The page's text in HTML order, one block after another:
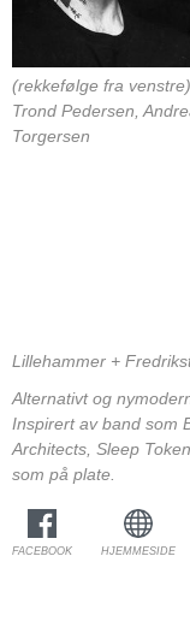
(rekkefølge fra venstre)
Trond Pedersen,
Torgersen
Lillehammer +
Alternativt og
Inspirert av band som
Architects, Sleep
som på plate.
FACEBOOK HJEMMESIDE